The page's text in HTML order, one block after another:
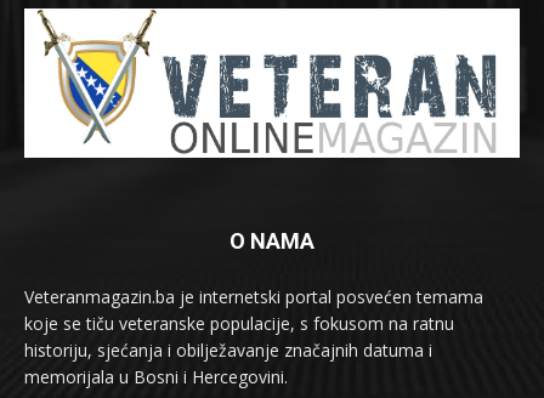
O NAMA
Veteranmagazin.ba je internetski portal posvećen temama
koje se tiču veteranske populacije, s fokusom na ratnu
historiju, sjećanja i obilježavanje značajnih datuma i
memorijala u Bosni i Hercegovini.